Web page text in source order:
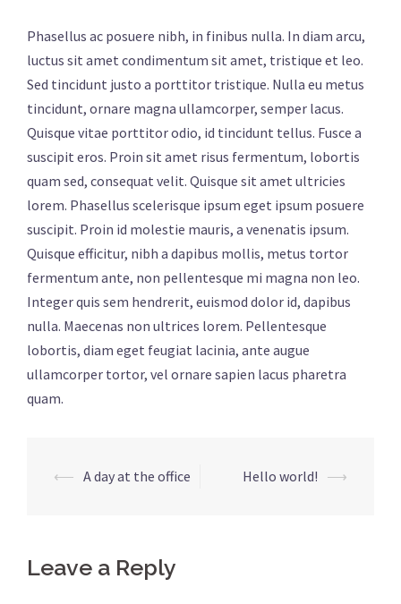
Phasellus ac posuere nibh, in finibus nulla. In diam arcu,
luctus sit amet condimentum sit amet, tristique et leo.
Sed tincidunt justo a porttitor tristique. Nulla eu metus
tincidunt, ornare magna ullamcorper, semper lacus.
Quisque vitae porttitor odio, id tincidunt tellus. Fusce a
suscipit eros. Proin sit amet risus fermentum, lobortis
quam sed, consequat velit. Quisque sit amet ultricies
lorem. Phasellus scelerisque ipsum eget ipsum posuere
suscipit. Proin id molestie mauris, a venenatis ipsum.
Quisque efficitur, nibh a dapibus mollis, metus tortor
fermentum ante, non pellentesque mi magna non leo.
Integer quis sem hendrerit, euismod dolor id, dapibus
nulla. Maecenas non ultrices lorem. Pellentesque
lobortis, diam eget feugiat lacinia, ante augue
ullamcorper tortor, vel ornare sapien lacus pharetra
quam.
Post
⟵ A day at the office Hello world! ⟶
Leave a Reply